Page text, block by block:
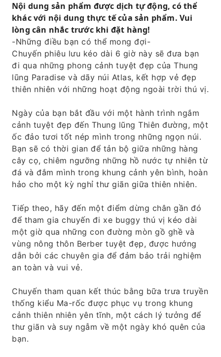
Nội dung sản phẩm được dịch tự động, có thể
khác với nội dung thực tế của sản phẩm. Vui
lòng cân nhắc trước khi đặt hàng!
-Những điều bạn có thể mong đợi-
Chuyến phiêu lưu kéo dài 6 giờ này sẽ đưa bạn
đi qua những phong cảnh tuyệt đẹp của Thung
lũng Paradise và dãy núi Atlas, kết hợp vẻ đẹp
thiên nhiên với những hoạt động ngoài trời thú vị.
Ngày của bạn bắt đầu với một hành trình ngắm
cảnh tuyệt đẹp đến Thung lũng Thiên đường, một
ốc đảo tươi tốt nép mình trong những ngọn núi.
Bạn sẽ có thời gian để tản bộ giữa những hàng
cây cọ, chiêm ngưỡng những hồ nước tự nhiên từ
đá và đắm mình trong khung cảnh yên bình, hoàn
hảo cho một kỳ nghỉ thư giãn giữa thiên nhiên.
Tiếp theo, hãy đến một điểm dừng chân gần đó
để tham gia chuyến đi xe buggy thú vị kéo dài
một giờ qua những con đường mòn gồ ghề và
vùng nông thôn Berber tuyệt đẹp, được hướng
dẫn bởi các chuyên gia để đảm bảo trải nghiệm
an toàn và vui vẻ.
Chuyến tham quan kết thúc bằng bữa trưa truyền
thống kiểu Ma-rốc được phục vụ trong khung
cảnh thiên nhiên yên tĩnh, một cách lý tưởng để
thư giãn và suy ngẫm về một ngày khó quên của
bạn.